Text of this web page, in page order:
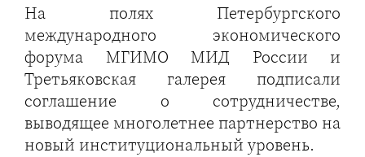
На полях Петербургского
международного экономического
форума МГИМО МИД России и
Третьяковская галерея подписали
соглашение о сотрудничестве,
выводящее многолетнее партнерство на
новый институциональный уровень.